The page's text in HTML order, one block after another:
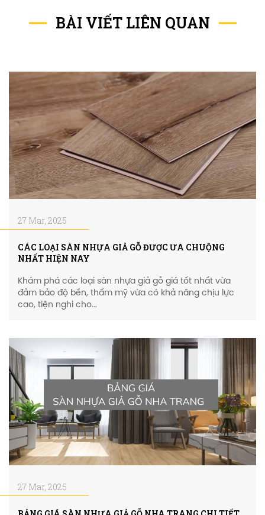
BÀI VIẾT LIÊN QUAN
27 Mar, 2025
CÁC LOẠI SÀN NHỰA GIẢ GỖ ĐƯỢC ƯA CHUỘNG
NHẤT HIỆN NAY
Khám phá các loại sàn nhựa giả gỗ giá tốt nhất vừa
đảm bảo độ bền, thẩm mỹ vừa có khả năng chịu lực
cao, tiện nghi cho...
27 Mar, 2025